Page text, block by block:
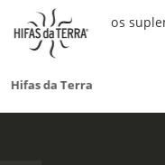
ERGYPAR , y otros
Terra